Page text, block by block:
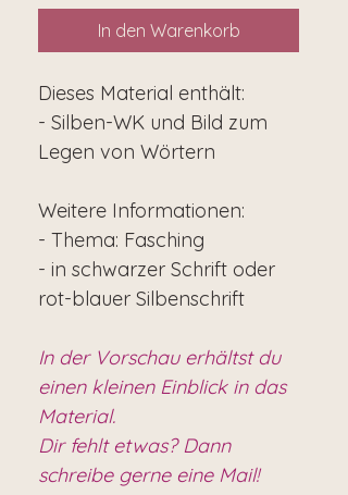
In den Warenkorb
Dieses Material enthält:
- Silben-WK und Bild zum
Legen von Wörtern
Weitere Informationen:
- Thema: Fasching
- in schwarzer Schrift oder
rot-blauer Silbenschrift
In der Vorschau erhältst du
einen kleinen Einblick in das
Material.
Dir fehlt etwas? Dann
schreibe gerne eine Mail!